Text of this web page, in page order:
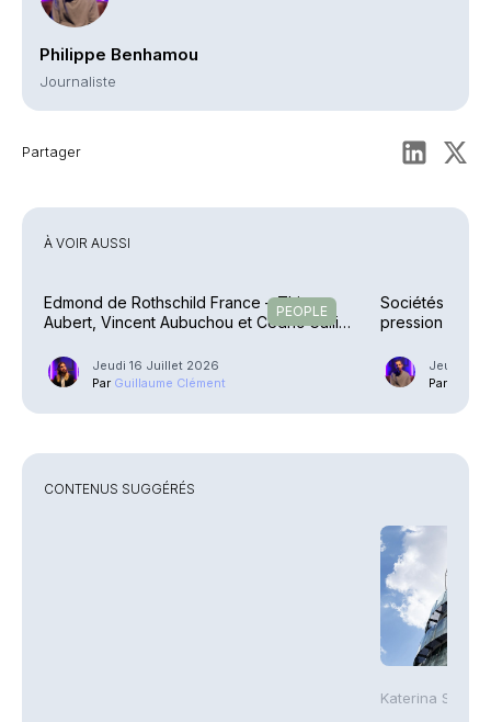
Philippe Benhamou
Journaliste
Partager
À VOIR AUSSI
PEOPLE
Edmond de Rothschild France – Thierry
Aubert, Vincent Aubuchou et Cédric Galli
Jeudi 16 Juillet 2026
Par Guillaume Clément
Sociétés de
pression en
Jeudi 21
Par
CONTENUS SUGGÉRÉS
Katerina